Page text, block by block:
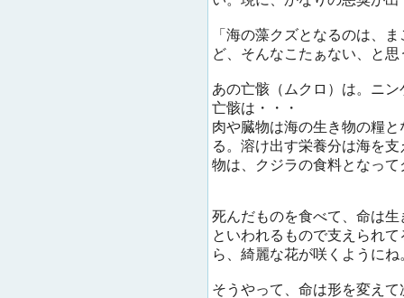
「海の藻クズとなるのは、
ど、そんなこたぁない、と思
あの亡骸（ムクロ）は。ニ
亡骸は・・・
肉や臓物は海の生き物の糧
る。溶け出す栄養分は海を
物は、クジラの食料となっ
死んだものを食べて、命は
といわれるもので支えられ
ら、綺麗な花が咲くように
そうやって、命は形を変え